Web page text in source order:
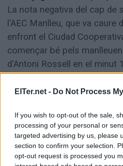
ElTer.net - Do Not Process
If you wish to opt-out of the sale,
processing of your personal or
targeted advertising by us, please
section to confirm your selection.
opt-out request is processed you
La nota negativa del cap de
l'AEC Manlleu, que va caure
enfront el Ciudad
començar bé pels
d'Antoni Rossell en el minut
l'empat a a les portes del
Blanco va fer més gran la
Manlleu va intentar reduir
partit es va complicar més
Serrano, al minut 82, que va